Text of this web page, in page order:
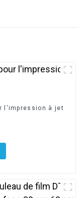
l'impression à jet